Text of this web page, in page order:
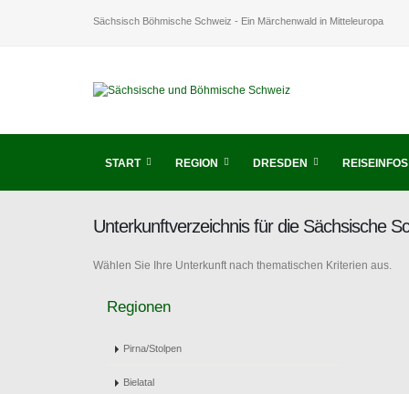
Sächsisch Böhmische Schweiz - Ein Märchenwald in Mitteleuropa
START REGION DRESDEN REISEINFOS
Unterkunftverzeichnis für die Sächsische
Wählen Sie Ihre Unterkunft nach thematischen Kriterien aus.
Regionen
Pirna/Stolpen
Bielatal